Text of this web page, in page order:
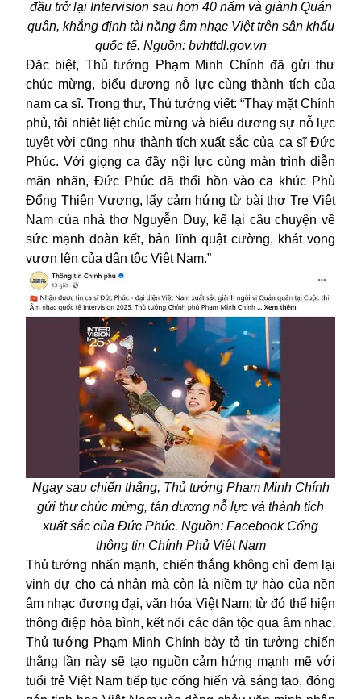
đầu trở lại Intervision sau hơn 40 năm và giành Quán
quân, khẳng định tài năng âm nhạc Việt trên sân khấu
quốc tế. Nguồn: bvhttdl.gov.vn
Đặc biệt, Thủ tướng Phạm Minh Chính đã gửi thư
chúc mừng, biểu dương nỗ lực cùng thành tích của
nam ca sĩ. Trong thư, Thủ tướng viết: “Thay mặt Chính
phủ, tôi nhiệt liệt chúc mừng và biểu dương sự nỗ lực
tuyệt vời cũng như thành tích xuất sắc của ca sĩ Đức
Phúc. Với giọng ca đầy nội lực cùng màn trình diễn
mãn nhãn, Đức Phúc đã thổi hồn vào ca khúc Phù
Đổng Thiên Vương, lấy cảm hứng từ bài thơ Tre Việt
Nam của nhà thơ Nguyễn Duy, kể lại câu chuyện về
sức mạnh đoàn kết, bản lĩnh quật cường, khát vọng
vươn lên của dân tộc Việt Nam.”
Ngay sau chiến thắng, Thủ tướng Phạm Minh Chính
gửi thư chúc mừng, tán dương nỗ lực và thành tích
xuất sắc của Đức Phúc. Nguồn: Facebook Cổng
thông tin Chính Phủ Việt Nam
Thủ tướng nhấn mạnh, chiến thắng không chỉ đem lại
vinh dự cho cá nhân mà còn là niềm tự hào của nền
âm nhạc đương đại, văn hóa Việt Nam; từ đó thể hiện
thông điệp hòa bình, kết nối các dân tộc qua âm nhạc.
Thủ tướng Phạm Minh Chính bày tỏ tin tưởng chiến
thắng lần này sẽ tạo nguồn cảm hứng mạnh mẽ với
tuổi trẻ Việt Nam tiếp tục cống hiến và sáng tạo, đóng